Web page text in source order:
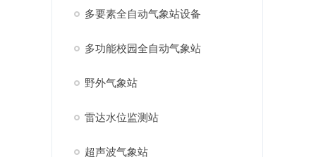
多要素全自动气象站设备
多功能校园全自动气象站
野外气象站
雷达水位监测站
超声波气象站